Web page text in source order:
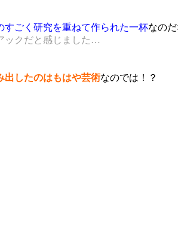
すごく研究を重ねて作られた一杯なの
ックだと感じました…
出したのはもはや芸術なのでは！？